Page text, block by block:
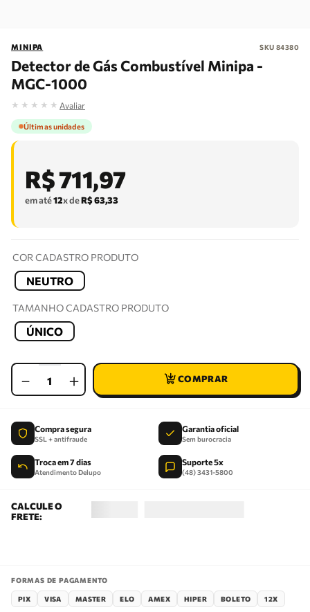
MINIPA SKU 84380
Detector de Gás Combustível Minipa -
MGC-1000
★ ★ ★ ★ ★ Avaliar
Últimas unidades
R$711,97
em até12x deR$63,33
COR CADASTRO PRODUTO
NEUTRO
TAMANHO CADASTRO PRODUTO
ÚNICO
＋
－
Compra segura
SSL + antifraude
Garantia oficial
Sem burocracia
Troca em 7 dias
Atendimento Delupo
Suporte 5x
(48) 3431-5800
FORMAS DE PAGAMENTO
PIX VISA MASTER ELO AMEX HIPER BOLETO 12X